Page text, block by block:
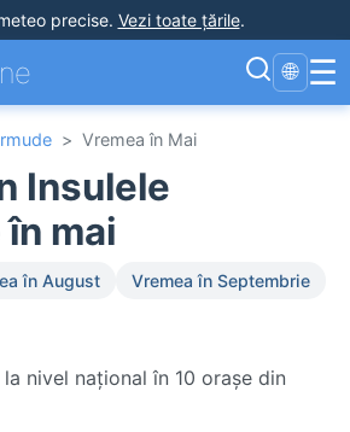
precise. Vezi toate țările.
🌐 ☰
> Vremea în Mai
Insulele
mai
în August
Vremea în Septembrie
nivel național în 10 orașe din